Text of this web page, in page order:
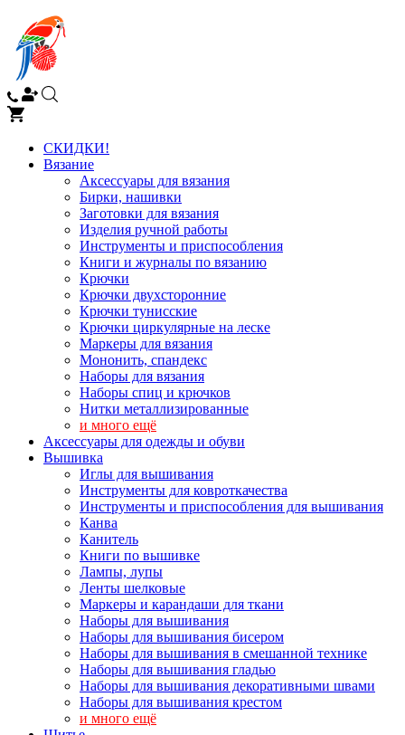
СКИДКИ!
Вязание
Аксессуары для вязания
Бирки, нашивки
Заготовки для вязания
Изделия ручной работы
Инструменты и приспособления
Книги и журналы по вязанию
Крючки
Крючки двухсторонние
Крючки тунисские
Крючки циркулярные на леске
Маркеры для вязания
Мононить, спандекс
Наборы для вязания
Наборы спиц и крючков
Нитки металлизированные
и много ещё
Аксессуары для одежды и обуви
Вышивка
Иглы для вышивания
Инструменты для ковроткачества
Инструменты и приспособления для вышивания
Канва
Канитель
Книги по вышивке
Лампы, лупы
Ленты шелковые
Маркеры и карандаши для ткани
Наборы для вышивания
Наборы для вышивания бисером
Наборы для вышивания в смешанной технике
Наборы для вышивания гладью
Наборы для вышивания декоративными швами
Наборы для вышивания крестом
и много ещё